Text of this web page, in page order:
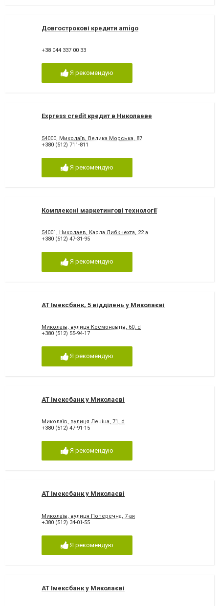
Довгострокові кредити amigo
+38 044 337 00 33
Я рекомендую
Express credit кредит в Николаеве
54000, Миколаїв, Велика Морська, 87
+380 (512) 711-811
Я рекомендую
Комплексні маркетингові технології
54001, Николаев, Карла Либкнехта, 22 а
+380 (512) 47-31-95
Я рекомендую
АТ Імексбанк, 5 відділень у Миколаєві
Миколаїв, вулиця Космонавтів, 60, d
+380 (512) 55-94-17
Я рекомендую
АТ Імексбанк у Миколаєві
Миколаїв, вулиця Леніна, 71, d
+380 (512) 47-91-15
Я рекомендую
АТ Імексбанк у Миколаєві
Миколаїв, вулиця Поперечна, 7-ая
+380 (512) 34-01-55
Я рекомендую
АТ Імексбанк у Миколаєві